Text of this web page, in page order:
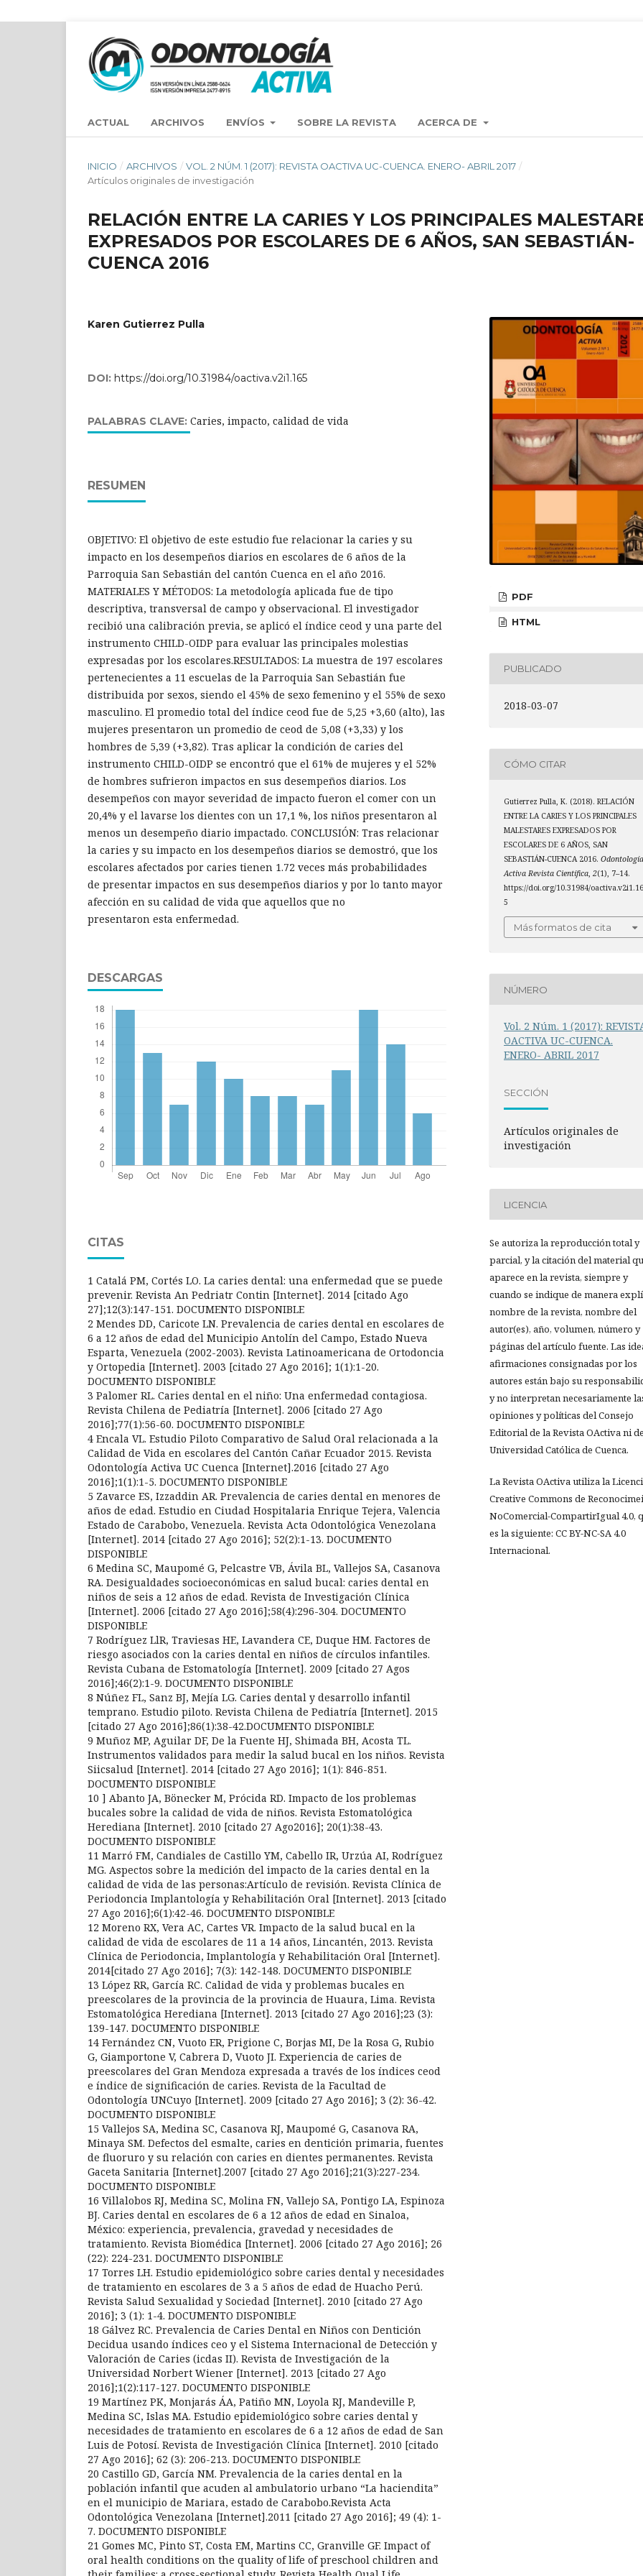
ACTUAL ARCHIVOS ENVÍOS SOBRE LA REVISTA ACERCA DE
INICIO / ARCHIVOS / VOL. 2 NÚM. 1 (2017): REVISTA OACTIVA UC-CUENCA. ENERO- ABRIL 2017 /
Artículos originales de investigación
RELACIÓN ENTRE LA CARIES Y LOS PRINCIPALES
EXPRESADOS POR ESCOLARES DE 6 AÑOS, SAN SEBASTIÁN-
CUENCA 2016
Karen Gutierrez Pulla
DOI: https://doi.org/10.31984/oactiva.v2i1.165
PALABRAS CLAVE: Caries, impacto, calidad de vida
RESUMEN
OBJETIVO: El objetivo de este estudio fue relacionar la caries y su
impacto en los desempeños diarios en escolares de 6 años de la
Parroquia San Sebastián del cantón Cuenca en el año 2016.
MATERIALES Y MÉTODOS: La metodología aplicada fue de tipo
descriptiva, transversal de campo y observacional. El investigador
recibió una calibración previa, se aplicó el índice ceod y una parte del
instrumento CHILD-OIDP para evaluar las principales molestias
expresadas por los escolares.RESULTADOS: La muestra de 197 escolares
pertenecientes a 11 escuelas de la Parroquia San Sebastián fue
distribuida por sexos, siendo el 45% de sexo femenino y el 55% de sexo
masculino. El promedio total del índice ceod fue de 5,25 +3,60 (alto), las
mujeres presentaron un promedio de ceod de 5,08 (+3,33) y los
hombres de 5,39 (+3,82). Tras aplicar la condición de caries del
instrumento CHILD-OIDP se encontró que el 61% de mujeres y el 52%
de hombres sufrieron impactos en sus desempeños diarios. Los
desempeños con mayor severidad de impacto fueron el comer con un
20,4% y el lavarse los dientes con un 17,1 %, los niños presentaron al
menos un desempeño diario impactado. CONCLUSIÓN: Tras relacionar
la caries y su impacto en los desempeños diarios se demostró, que los
escolares afectados por caries tienen 1.72 veces más probabilidades
de presentar impactos en sus desempeños diarios y por lo tanto mayor
afección en su calidad de vida que aquellos que no
presentaron esta enfermedad.
DESCARGAS
CITAS
1 Catalá PM, Cortés LO. La caries dental: una enfermedad que se puede
prevenir. Revista An Pedriatr Contin [Internet]. 2014 [citado Ago
27];12(3):147-151. DOCUMENTO DISPONIBLE
2 Mendes DD, Caricote LN. Prevalencia de caries dental en escolares de
6 a 12 años de edad del Municipio Antolín del Campo, Estado Nueva
Esparta, Venezuela (2002-2003). Revista Latinoamericana de Ortodoncia
y Ortopedia [Internet]. 2003 [citado 27 Ago 2016]; 1(1):1-20.
DOCUMENTO DISPONIBLE
3 Palomer RL. Caries dental en el niño: Una enfermedad contagiosa.
Revista Chilena de Pediatría [Internet]. 2006 [citado 27 Ago
2016];77(1):56-60. DOCUMENTO DISPONIBLE
4 Encala VL. Estudio Piloto Comparativo de Salud Oral relacionada a la
Calidad de Vida en escolares del Cantón Cañar Ecuador 2015. Revista
Odontología Activa UC Cuenca [Internet].2016 [citado 27 Ago
2016];1(1):1-5. DOCUMENTO DISPONIBLE
5 Zavarce ES, Izzaddin AR. Prevalencia de caries dental en menores de
años de edad. Estudio en Ciudad Hospitalaria Enrique Tejera, Valencia
Estado de Carabobo, Venezuela. Revista Acta Odontológica Venezolana
[Internet]. 2014 [citado 27 Ago 2016]; 52(2):1-13. DOCUMENTO
DISPONIBLE
6 Medina SC, Maupomé G, Pelcastre VB, Ávila BL, Vallejos SA, Casanova
RA. Desigualdades socioeconómicas en salud bucal: caries dental en
niños de seis a 12 años de edad. Revista de Investigación Clínica
[Internet]. 2006 [citado 27 Ago 2016];58(4):296-304. DOCUMENTO
DISPONIBLE
7 Rodríguez LlR, Traviesas HE, Lavandera CE, Duque HM. Factores de
riesgo asociados con la caries dental en niños de círculos infantiles.
Revista Cubana de Estomatología [Internet]. 2009 [citado 27 Agos
2016];46(2):1-9. DOCUMENTO DISPONIBLE
8 Núñez FL, Sanz BJ, Mejía LG. Caries dental y desarrollo infantil
temprano. Estudio piloto. Revista Chilena de Pediatría [Internet]. 2015
[citado 27 Ago 2016];86(1):38-42.DOCUMENTO DISPONIBLE
9 Muñoz MP, Aguilar DF, De la Fuente HJ, Shimada BH, Acosta TL.
Instrumentos validados para medir la salud bucal en los niños. Revista
Siicsalud [Internet]. 2014 [citado 27 Ago 2016]; 1(1): 846-851.
DOCUMENTO DISPONIBLE
10 ] Abanto JA, Bönecker M, Prócida RD. Impacto de los problemas
bucales sobre la calidad de vida de niños. Revista Estomatológica
Herediana [Internet]. 2010 [citado 27 Ago2016]; 20(1):38-43.
DOCUMENTO DISPONIBLE
11 Marró FM, Candiales de Castillo YM, Cabello IR, Urzúa AI, Rodríguez
MG. Aspectos sobre la medición del impacto de la caries dental en la
calidad de vida de las personas:Artículo de revisión. Revista Clínica de
Periodoncia Implantología y Rehabilitación Oral [Internet]. 2013 [citado
27 Ago 2016];6(1):42-46. DOCUMENTO DISPONIBLE
12 Moreno RX, Vera AC, Cartes VR. Impacto de la salud bucal en la
calidad de vida de escolares de 11 a 14 años, Lincantén, 2013. Revista
Clínica de Periodoncia, Implantología y Rehabilitación Oral [Internet].
2014[citado 27 Ago 2016]; 7(3): 142-148. DOCUMENTO DISPONIBLE
13 López RR, García RC. Calidad de vida y problemas bucales en
preescolares de la provincia de la provincia de Huaura, Lima. Revista
Estomatológica Herediana [Internet]. 2013 [citado 27 Ago 2016];23 (3):
139-147. DOCUMENTO DISPONIBLE
14 Fernández CN, Vuoto ER, Prigione C, Borjas MI, De la Rosa G, Rubio
G, Giamportone V, Cabrera D, Vuoto JI. Experiencia de caries de
preescolares del Gran Mendoza expresada a través de los índices ceod
e índice de significación de caries. Revista de la Facultad de
Odontología UNCuyo [Internet]. 2009 [citado 27 Ago 2016]; 3 (2): 36-42.
DOCUMENTO DISPONIBLE
15 Vallejos SA, Medina SC, Casanova RJ, Maupomé G, Casanova RA,
Minaya SM. Defectos del esmalte, caries en dentición primaria, fuentes
de fluoruro y su relación con caries en dientes permanentes. Revista
Gaceta Sanitaria [Internet].2007 [citado 27 Ago 2016];21(3):227-234.
DOCUMENTO DISPONIBLE
16 Villalobos RJ, Medina SC, Molina FN, Vallejo SA, Pontigo LA, Espinoza
BJ. Caries dental en escolares de 6 a 12 años de edad en Sinaloa,
México: experiencia, prevalencia, gravedad y necesidades de
tratamiento. Revista Biomédica [Internet]. 2006 [citado 27 Ago 2016]; 26
(22): 224-231. DOCUMENTO DISPONIBLE
17 Torres LH. Estudio epidemiológico sobre caries dental y necesidades
de tratamiento en escolares de 3 a 5 años de edad de Huacho Perú.
Revista Salud Sexualidad y Sociedad [Internet]. 2010 [citado 27 Ago
2016]; 3 (1): 1-4. DOCUMENTO DISPONIBLE
18 Gálvez RC. Prevalencia de Caries Dental en Niños con Dentición
Decidua usando índices ceo y el Sistema Internacional de Detección y
Valoración de Caries (icdas II). Revista de Investigación de la
Universidad Norbert Wiener [Internet]. 2013 [citado 27 Ago
2016];1(2):117-127. DOCUMENTO DISPONIBLE
19 Martínez PK, Monjarás ÁA, Patiño MN, Loyola RJ, Mandeville P,
Medina SC, Islas MA. Estudio epidemiológico sobre caries dental y
necesidades de tratamiento en escolares de 6 a 12 años de edad de San
Luis de Potosí. Revista de Investigación Clínica [Internet]. 2010 [citado
27 Ago 2016]; 62 (3): 206-213. DOCUMENTO DISPONIBLE
20 Castillo GD, García NM. Prevalencia de la caries dental en la
población infantil que acuden al ambulatorio urbano “La haciendita”
en el municipio de Mariara, estado de Carabobo.Revista Acta
Odontológica Venezolana [Internet].2011 [citado 27 Ago 2016]; 49 (4): 1-
7. DOCUMENTO DISPONIBLE
21 Gomes MC, Pinto ST, Costa EM, Martins CC, Granville GF. Impact of
oral health conditions on the quality of life of preschool children and
PDF
HTML
PUBLICADO
2018-03-07
CÓMO CITAR
Gutierrez Pulla, K. (2018). RELACIÓN
ENTRE LA CARIES Y LOS PRINCIPALES
MALESTARES EXPRESADOS POR
ESCOLARES DE 6 AÑOS, SAN
SEBASTIÁN-CUENCA 2016.
Activa Revista Científica,2(1), 7–14.
https://doi.org/10.31984/
5
Más formatos de cita
NÚMERO
Vol. 2 Núm. 1 (2017):
OACTIVA UC-CUENCA.
ENERO- ABRIL 2017
SECCIÓN
Artículos originales de
investigación
LICENCIA
Se autoriza la reproducción total y
parcial, y la citación del material
aparece en la revista, siempre y
cuando se indique de manera
nombre de la revista, nombre del
autor(es), año, volumen, número y
páginas del artículo fuente. Las
afirmaciones consignadas por los
autores están bajo su
y no interpretan necesariamente
opiniones y políticas del Consejo
Editorial de la Revista OActiva ni
Universidad Católica de Cuenca.
La Revista OActiva utiliza la
Creative Commons de
NoComercial-CompartirIgual 4.0,
es la siguiente: CC BY-NC-SA 4.0
Internacional.